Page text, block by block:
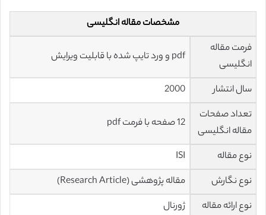
مشخصات مقاله انگلیسی
فرمت مقاله
انگلیسی
pdf و ورد تایپ شده با قابلیت ویرایش
سال انتشار
2000
تعداد صفحات
مقاله انگلیسی
12 صفحه با فرمت pdf
نوع مقاله
ISI
نوع نگارش
مقاله پژوهشی (Research Article)
نوع ارائه مقاله
ژورنال